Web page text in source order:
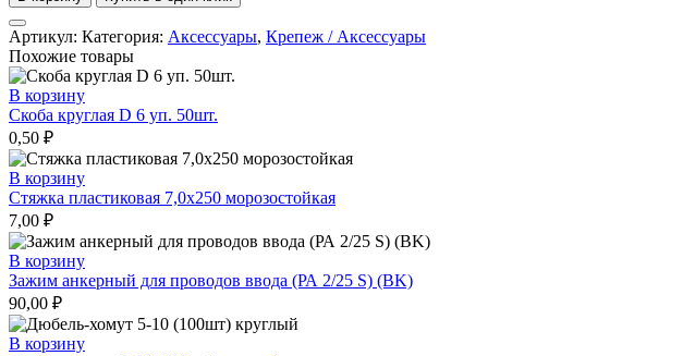
Шина
нулевая
с
заземлением
63.08
латунь
Артикул: Категория: Аксессуары, Крепеж / Аксессуары
Похожие товары
В корзину
Скоба круглая D 6 уп. 50шт.
0,50 ₽
В корзину
Стяжка пластиковая 7,0х250 морозостойкая
7,00 ₽
В корзину
Зажим анкерный для проводов ввода (РА 2/25 S) (BK)
90,00 ₽
В корзину